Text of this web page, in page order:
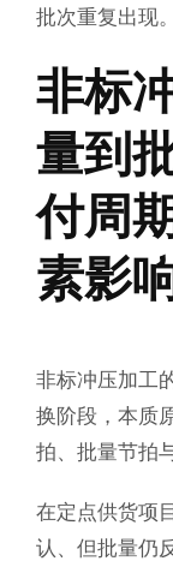
批次重复出现。
非标
量到
付周
素影
非标冲压加工
换阶段，本质
拍、批量节拍
在定点供货项
认、但批量仍